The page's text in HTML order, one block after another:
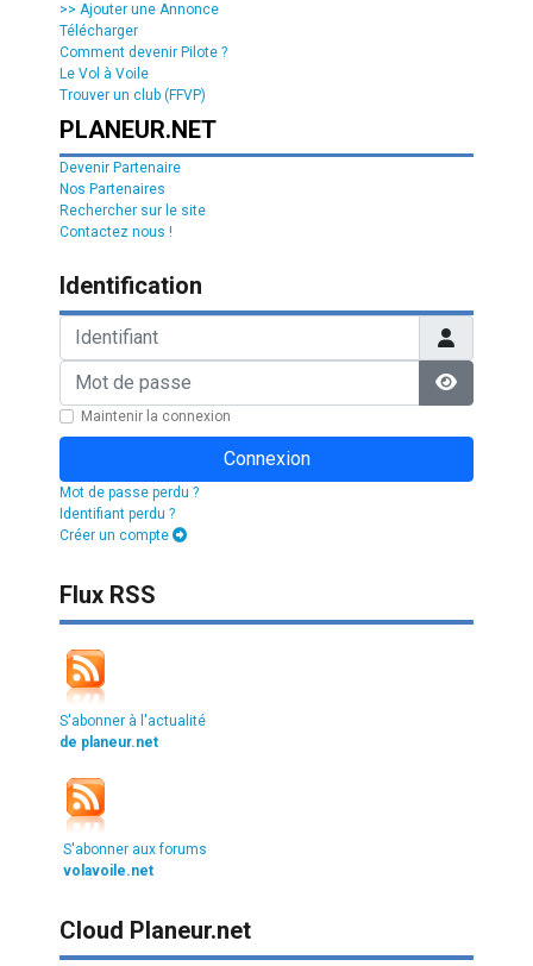
>> Ajouter une Annonce
Télécharger
Comment devenir Pilote ?
Le Vol à Voile
Trouver un club (FFVP)
PLANEUR.NET
Devenir Partenaire
Nos Partenaires
Rechercher sur le site
Contactez nous !
Identification
Identifiant
Mot de passe
Afficher
Maintenir la connexion
Connexion
Mot de passe perdu ?
Identifiant perdu ?
Créer un compte
Flux RSS
S'abonner à l'actualité
de planeur.net
S'abonner aux forums
volavoile.net
Cloud Planeur.net